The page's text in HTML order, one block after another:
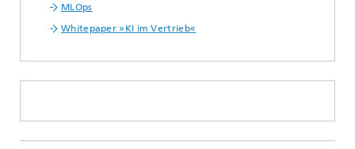
MLOps
Whitepaper »KI im Vertrieb«